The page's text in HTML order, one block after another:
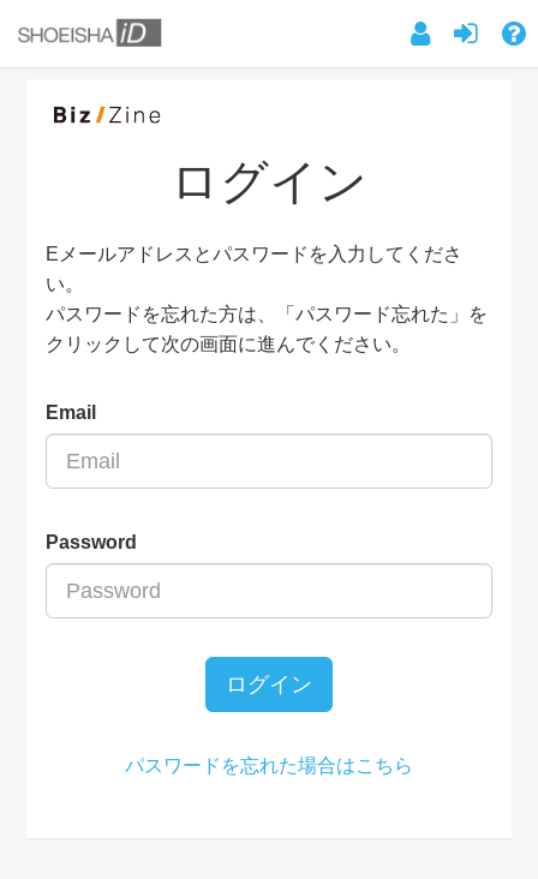
ログイン
Eメールアドレスとパスワードを入力してくださ
い。
パスワードを忘れた方は、「パスワード忘れた」を
クリックして次の画面に進んでください。
Email
Password
ログイン
パスワードを忘れた場合はこちら